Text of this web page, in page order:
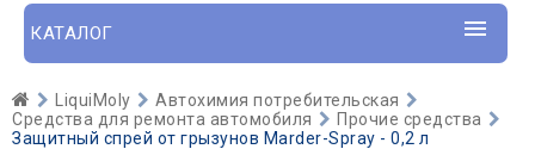
КАТАЛОГ
LiquiMoly
Автохимия потребительская
Средства для ремонта автомобиля
Прочие средства
Защитный спрей от грызунов Marder-Spray - 0,2 л